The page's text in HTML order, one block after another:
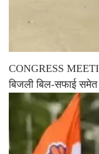
CONGRESS
बिजली बिल-सफाई